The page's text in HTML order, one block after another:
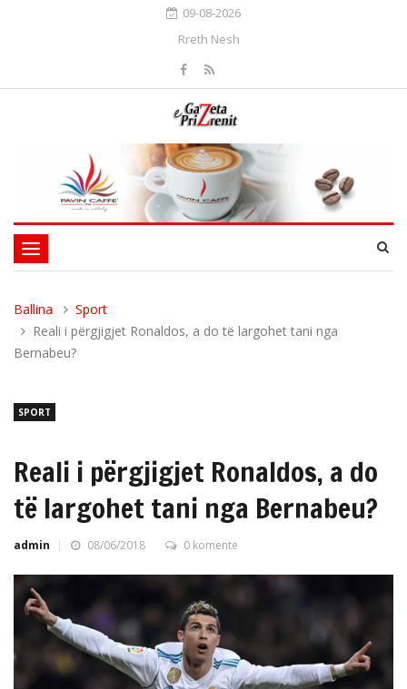
09-08-2026
Rreth Nesh
Toggle
navigation
Ballina
Sport
Reali i përgjigjet Ronaldos, a do të largohet tani nga
Bernabeu?
SPORT
Reali i përgjigjet Ronaldos, a do
të largohet tani nga Bernabeu?
admin 08/06/2018 0 komente